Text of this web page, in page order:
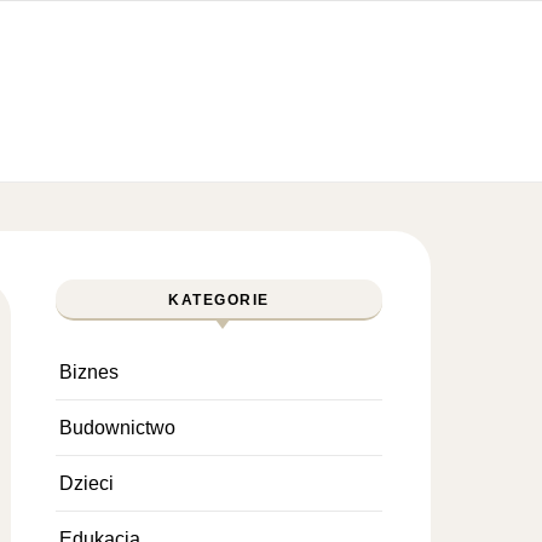
KATEGORIE
Biznes
Budownictwo
Dzieci